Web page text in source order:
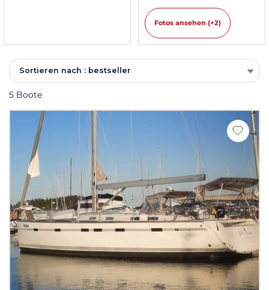
Fotos ansehen (+2)
Sortieren nach : bestseller
5 Boote